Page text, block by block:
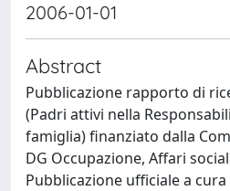
2006-01-01
Abstract
Pubblicazione rapporto di
(Padri attivi nella
famiglia) finanziato dalla
DG Occupazione, Affari
Pubblicazione ufficiale a